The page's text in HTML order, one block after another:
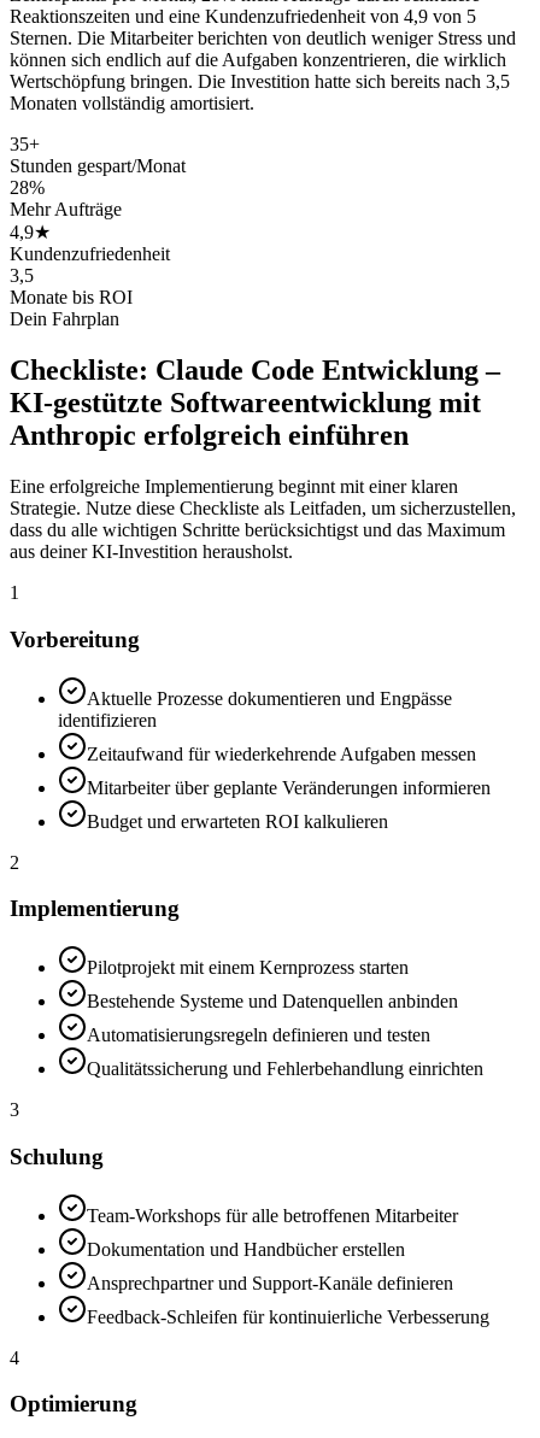
Reaktionszeiten und eine Kundenzufriedenheit von 4,9 von 5
Sternen. Die Mitarbeiter berichten von deutlich weniger Stress und
können sich endlich auf die Aufgaben konzentrieren, die wirklich
Wertschöpfung bringen. Die Investition hatte sich bereits nach 3,5
Monaten vollständig amortisiert.
35+
Stunden gespart/Monat
28%
Mehr Aufträge
4,9★
Kundenzufriedenheit
3,5
Monate bis ROI
Dein Fahrplan
Checkliste: Claude Code Entwicklung –
KI-gestützte Softwareentwicklung mit
Anthropic erfolgreich einführen
Eine erfolgreiche Implementierung beginnt mit einer klaren
Strategie. Nutze diese Checkliste als Leitfaden, um sicherzustellen,
dass du alle wichtigen Schritte berücksichtigst und das Maximum
aus deiner KI-Investition herausholst.
1
Vorbereitung
Aktuelle Prozesse dokumentieren und Engpässe
identifizieren
Zeitaufwand für wiederkehrende Aufgaben messen
Mitarbeiter über geplante Veränderungen informieren
Budget und erwarteten ROI kalkulieren
2
Implementierung
Pilotprojekt mit einem Kernprozess starten
Bestehende Systeme und Datenquellen anbinden
Automatisierungsregeln definieren und testen
Qualitätssicherung und Fehlerbehandlung einrichten
3
Schulung
Team-Workshops für alle betroffenen Mitarbeiter
Dokumentation und Handbücher erstellen
Ansprechpartner und Support-Kanäle definieren
Feedback-Schleifen für kontinuierliche Verbesserung
4
Optimierung